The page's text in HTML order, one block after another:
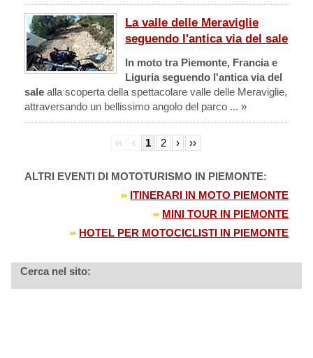
La valle delle Meraviglie
seguendo l'antica via del sale
In moto tra Piemonte, Francia e
Liguria seguendo l'antica via del
salealla scoperta della spettacolare valle delle Meraviglie,
attraversando un bellissimo angolo del parco ... »
‹‹ ‹ 1 2 › ››
ALTRI EVENTI DI MOTOTURISMO IN PIEMONTE:
ITINERARI IN MOTO PIEMONTE
MINI TOUR IN PIEMONTE
HOTEL PER MOTOCICLISTI IN PIEMONTE
Cerca nel sito: